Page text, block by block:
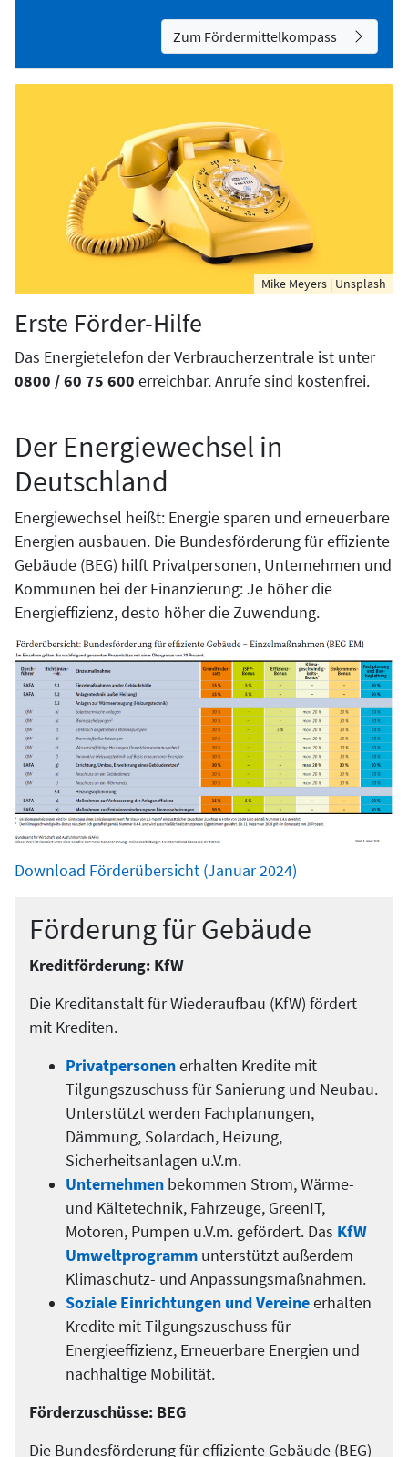
Zum Fördermittelkompass
Mike Meyers | Unsplash
Erste Förder-Hilfe
Das Energietelefon der Verbraucherzentrale ist unter
0800 / 60 75 600 erreichbar. Anrufe sind kostenfrei.
Der Energiewechsel in
Deutschland
Energiewechsel heißt: Energie sparen und erneuerbare
Energien ausbauen. Die Bundesförderung für effiziente
Gebäude (BEG) hilft Privatpersonen, Unternehmen und
Kommunen bei der Finanzierung: Je höher die
Energieffizienz, desto höher die Zuwendung.
Download Förderübersicht (Januar 2024)
Förderung für Gebäude
Kreditförderung: KfW
Die Kreditanstalt für Wiederaufbau (KfW) fördert
mit Krediten.
Privatpersonenerhalten Kredite mit
Tilgungszuschuss für Sanierung und Neubau.
Unterstützt werden Fachplanungen,
Dämmung, Solardach, Heizung,
Sicherheitsanlagen u.V.m.
Unternehmen bekommen Strom, Wärme-
und Kältetechnik, Fahrzeuge, GreenIT,
Motoren, Pumpen u.V.m. gefördert. Das KfW
Umweltprogramm unterstützt außerdem
Klimaschutz- und Anpassungsmaßnahmen.
Soziale Einrichtungen und Vereineerhalten
Kredite mit Tilgungszuschuss für
Energieeffizienz, Erneuerbare Energien und
nachhaltige Mobilität.
Förderzuschüsse: BEG
Die Bundesförderung für effiziente Gebäude (BEG)